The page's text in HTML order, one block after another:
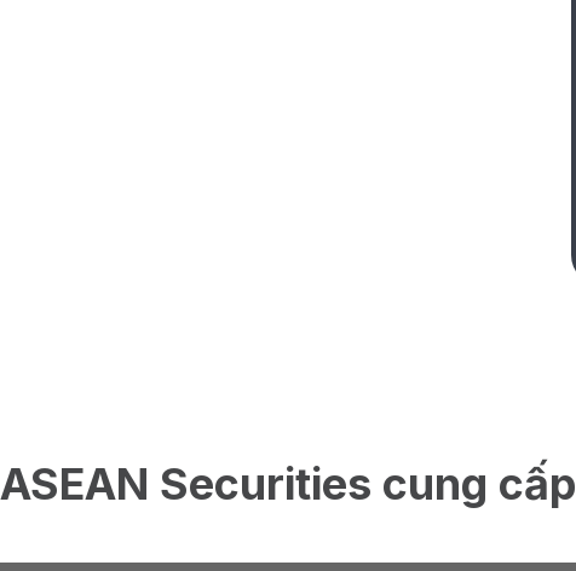
ASEAN Securities cung cấp